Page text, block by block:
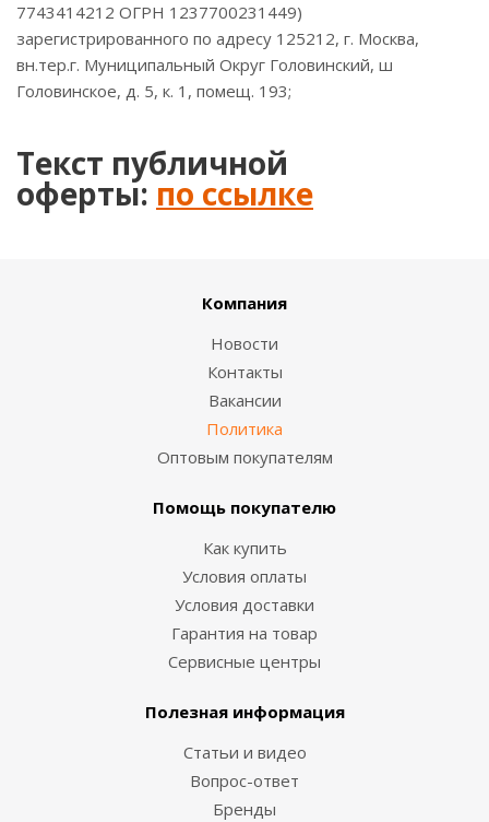
7743414212 ОГРН 1237700231449)
зарегистрированного по адресу 125212, г. Москва,
вн.тер.г. Муниципальный Округ Головинский, ш
Головинское, д. 5, к. 1, помещ. 193;
Текст публичной
оферты: по ссылке
Компания
Новости
Контакты
Вакансии
Политика
Оптовым покупателям
Помощь покупателю
Как купить
Условия оплаты
Условия доставки
Гарантия на товар
Сервисные центры
Полезная информация
Статьи и видео
Вопрос-ответ
Бренды